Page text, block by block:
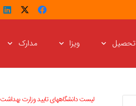
تحصیل ویزا مدارک
لیست دانشگاههای تایید وزارت بهداشت